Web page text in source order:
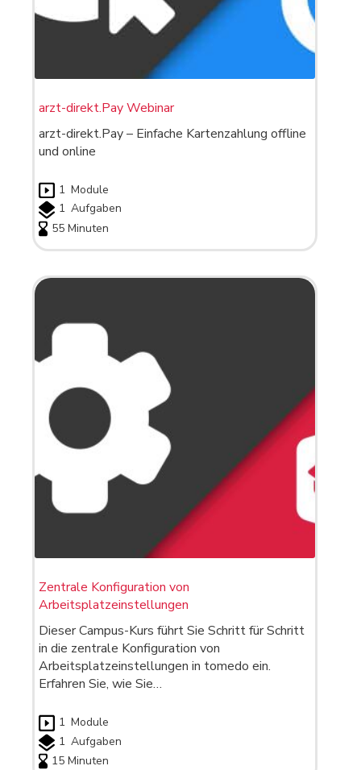
arzt-direkt.Pay Webinar
arzt-direkt.Pay – Einfache Kartenzahlung offline
und online
1 Module
1 Aufgaben
55 Minuten
Zentrale Konfiguration von
Arbeitsplatzeinstellungen
Dieser Campus-Kurs führt Sie Schritt für Schritt
in die zentrale Konfiguration von
Arbeitsplatzeinstellungen in tomedo ein.
Erfahren Sie, wie Sie…
1 Module
1 Aufgaben
15 Minuten